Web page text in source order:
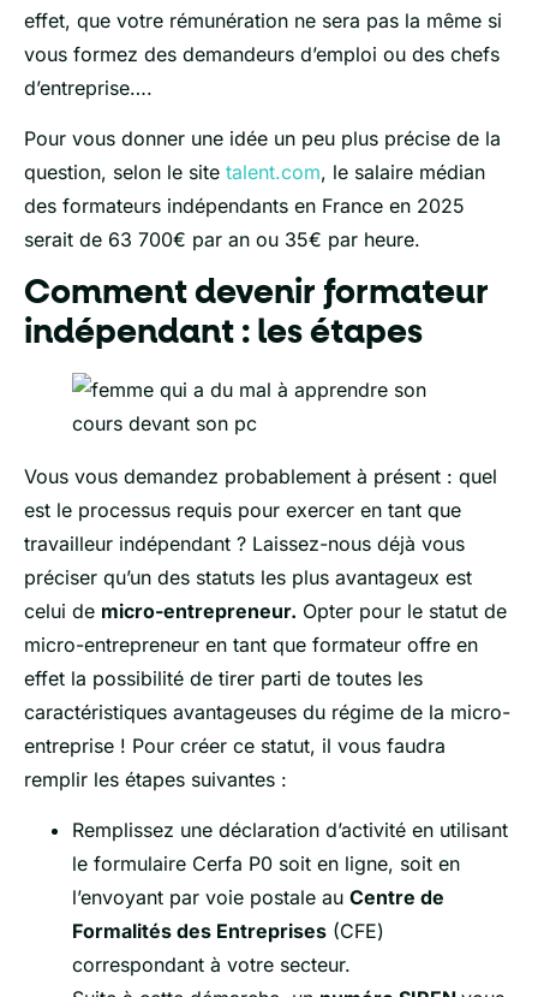
effet, que votre rémunération ne sera pas la même si
vous formez des demandeurs d’emploi ou des chefs
d’entreprise….
Pour vous donner une idée un peu plus précise de la
question, selon le site talent.com, le salaire médian
des formateurs indépendants en France en 2025
serait de 63 700€ par an ou 35€ par heure.
Comment devenir formateur
indépendant : les étapes
Vous vous demandez probablement à présent : quel
est le processus requis pour exercer en tant que
travailleur indépendant ? Laissez-nous déjà vous
préciser qu’un des statuts les plus avantageux est
celui de micro-entrepreneur. Opter pour le statut de
micro-entrepreneur en tant que formateur offre en
effet la possibilité de tirer parti de toutes les
caractéristiques avantageuses du régime de la micro-
entreprise ! Pour créer ce statut, il vous faudra
remplir les étapes suivantes :
Remplissez une déclaration d’activité en utilisant
le formulaire Cerfa P0 soit en ligne, soit en
l’envoyant par voie postale au Centre de
Formalités des Entreprises (CFE)
correspondant à votre secteur.